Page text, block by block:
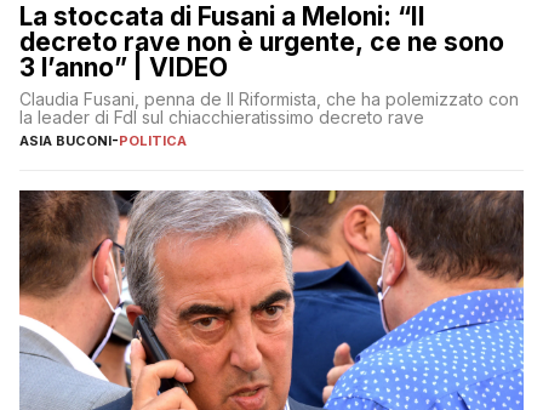
La stoccata di Fusani a Meloni: “Il
decreto rave non è urgente, ce ne sono
3 l’anno” | VIDEO
Claudia Fusani, penna de Il Riformista, che ha polemizzato con
la leader di FdI sul chiacchieratissimo decreto rave
ASIA BUCONI-POLITICA